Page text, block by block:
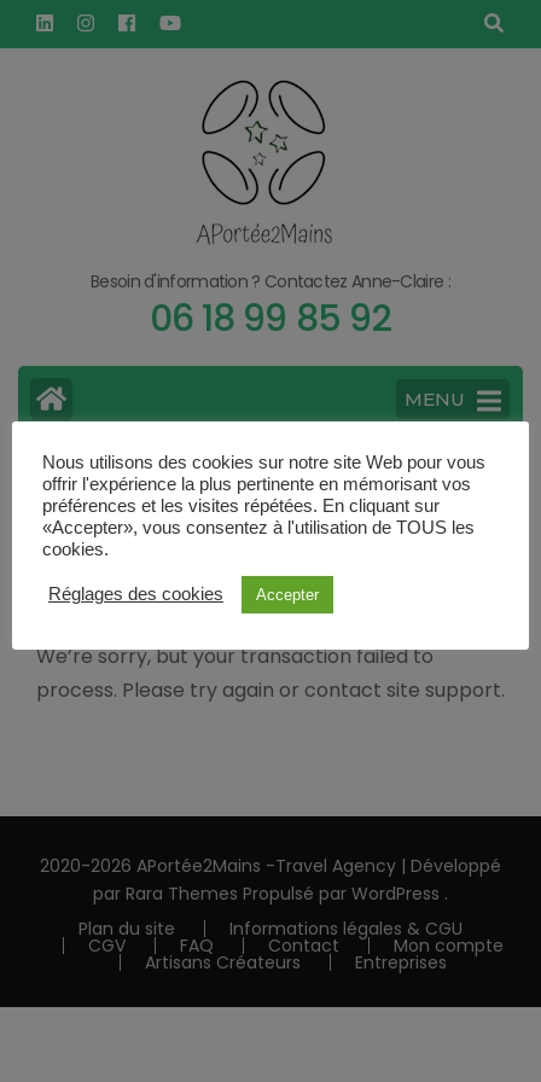
principal
Aller
au
Besoin d'information ? Contactez Anne-Claire :
06 18 99 85 92
MENU
Accueil > Payment Failed
Payment Failed
We’re sorry, but your transaction failed to
process. Please try again or contact site support.
2020-2026 APortée2Mains -Travel Agency | Développé
par Rara Themes Propulsé par WordPress .
Plan du site
Informations légales & CGU
CGV FAQ Contact Mon compte
Artisans Créateurs Entreprises
Nous utilisons des cookies sur notre site Web pour vous
offrir l'expérience la plus pertinente en mémorisant vos
préférences et les visites répétées. En cliquant sur
«Accepter», vous consentez à l'utilisation de TOUS les
cookies.
Réglages des cookies Accepter